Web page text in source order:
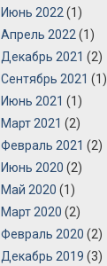
Июнь 2022 (1)
Апрель 2022 (1)
Декабрь 2021 (2)
Сентябрь 2021 (1)
Июнь 2021 (1)
Март 2021 (2)
Февраль 2021 (2)
Июнь 2020 (2)
Май 2020 (1)
Март 2020 (2)
Февраль 2020 (2)
Декабрь 2019 (3)